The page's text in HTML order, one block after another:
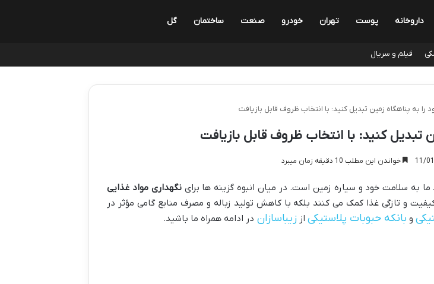
داروخانه پوست تهران خودرو صنعت ساختمان گل
فیلم و سریال
را به پناهگاه زمین تبدیل کنید: با انتخاب ظروف قابل بازیافت
تبدیل کنید: با انتخاب ظروف قابل بازیافت
خواندن این مطلب 10 دقیقه زمان میبرد
ما به سلامت خود و سیاره زمین است. در میان انبوه گزینه ها براینگهداری مواد غذایی
و تازگی غذا کمک می کنند بلکه با کاهش تولید زباله و مصرف منابع گامی مؤثر در
و بانکه حبوبات پلاستیکی از زیباسازان در ادامه همراه ما باشید.